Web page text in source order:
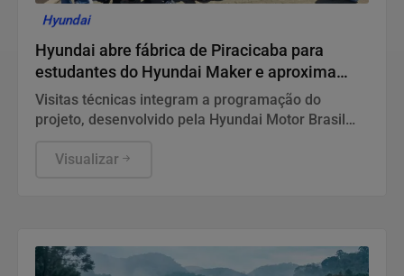
Hyundai
Hyundai abre fábrica de Piracicaba para
estudantes do Hyundai Maker e aproxima
jovens da indústria automotiva
Visitas técnicas integram a programação do
projeto, desenvolvido pela Hyundai Motor Brasil
alunos conheçam na prática processos produtivos,
Visualizar